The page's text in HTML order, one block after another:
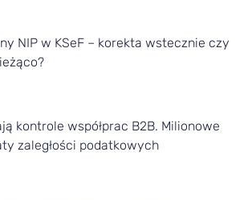
NIP w KSeF – korekta wstecznie czy
kontrole współprac B2B. Milionowe
zaległości podatkowych